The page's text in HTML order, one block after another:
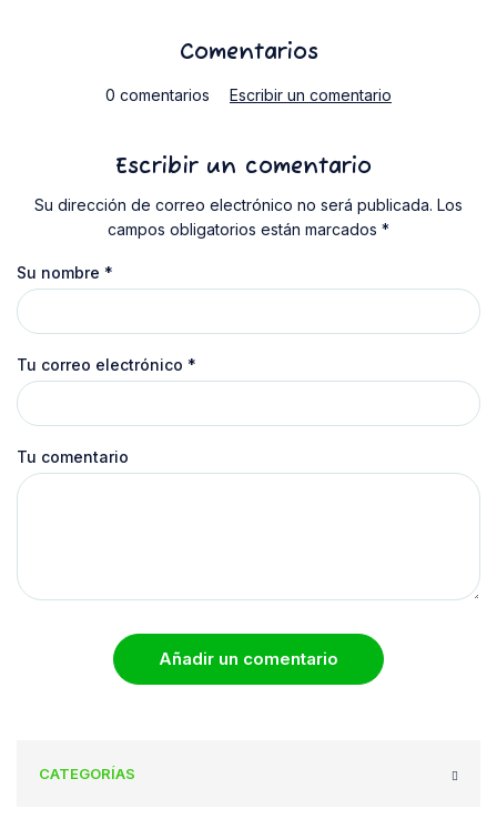
Comentarios
0 comentarios Escribir un comentario
Escribir un comentario
Su dirección de correo electrónico no será publicada. Los
campos obligatorios están marcados *
Su nombre *
Tu correo electrónico *
Tu comentario
Añadir un comentario
CATEGORÍAS